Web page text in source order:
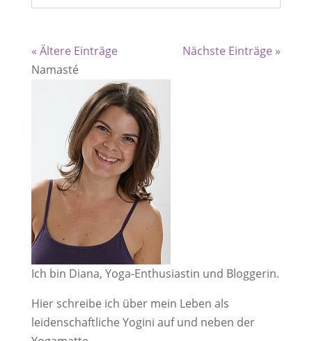
« Ältere Einträge
Nächste Einträge »
Namasté
Ich bin Diana, Yoga-Enthusiastin und Bloggerin.
Hier schreibe ich über mein Leben als
leidenschaftliche Yogini auf und neben der